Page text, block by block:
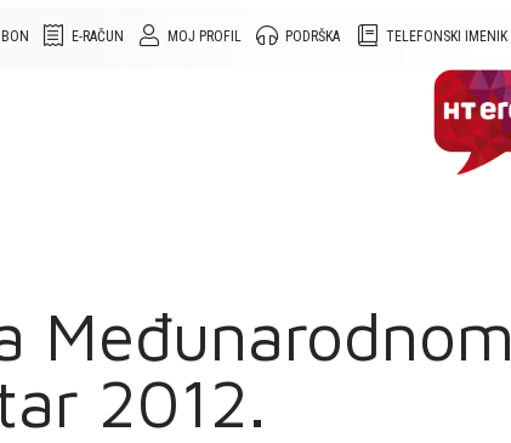
TELEFONSKI IMENIK
PODRŠKA
MOJ PROFIL
E-RAČUN
Međunarodnom
2012.